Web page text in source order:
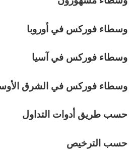
وسطاء فوركس في أوروبا
وسطاء فوركس في آسيا
وسطاء فوركس في الشرق
حسب طريق أدوات التداول
حسب الترخيص